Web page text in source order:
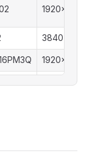
1920x1080
1920x1080
1920x1080
1920x1080
1920x1080
3840x2160
1920x1080
3840x2160